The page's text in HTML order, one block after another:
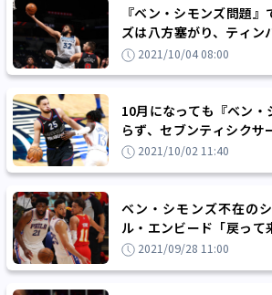
『ベン・シモンズ問題
ズは八方塞がり、ティン
は低迷脱出の大チャンス？
2021/10/04 08:00
10月になっても『ベン・
らず、セブンティシクサ
トップする強硬措置へ
2021/10/02 11:40
ベン・シモンズ不在の
ル・エンビード「戻って
サーズの大きなピースだか
2021/09/28 11:00